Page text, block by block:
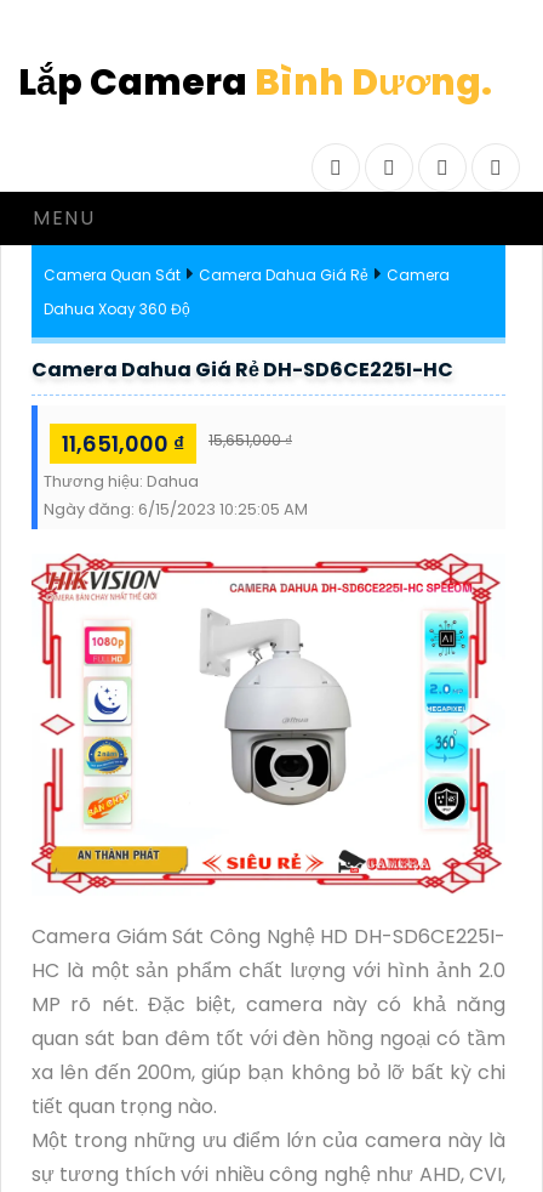
Lắp Camera Bình Dương.
FacebookTwitter Instagram
MENU
Camera Quan Sát Camera Dahua Giá Rẻ
Camera
Dahua Xoay 360 Độ
Camera Dahua Giá Rẻ DH-SD6CE225I-HC
11,651,000 ₫ 15,651,000 ₫
Thương hiệu: Dahua
Ngày đăng: 6/15/2023 10:25:05 AM
Camera Giám Sát Công Nghệ HD DH-SD6CE225I-
HC là một sản phẩm chất lượng với hình ảnh 2.0
MP rõ nét. Đặc biệt, camera này có khả năng
quan sát ban đêm tốt với đèn hồng ngoại có tầm
xa lên đến 200m, giúp bạn không bỏ lỡ bất kỳ chi
tiết quan trọng nào.
Một trong những ưu điểm lớn của camera này là
sự tương thích với nhiều công nghệ như AHD, CVI,